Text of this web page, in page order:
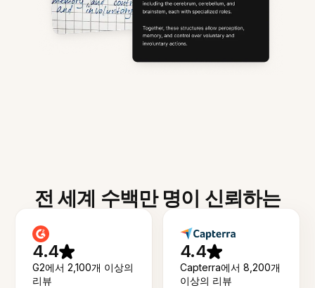
전 세계 수백만 명이 신뢰하는
4.4
G2에서 2,100개 이상의
리뷰
4.4
Capterra에서 8,200개
이상의 리뷰